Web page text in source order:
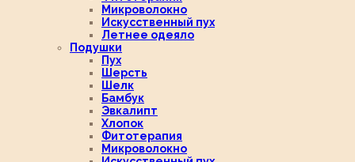
Микроволокно
Искусственный пух
Летнее одеяло
Подушки
Пух
Шерсть
Шелк
Бамбук
Эвкалипт
Хлопок
Фитотерапия
Микроволокно